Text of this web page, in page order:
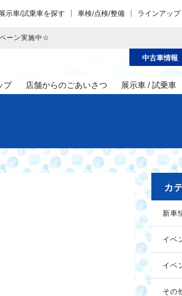
展示車/試乗車を探す 車検/点検/整備 ラインアップ
ーン実施中☆
プ 店舗からのごあいさつ 展示車 / 試乗車
中古車情報
カ
新車
イベ
イベ
その